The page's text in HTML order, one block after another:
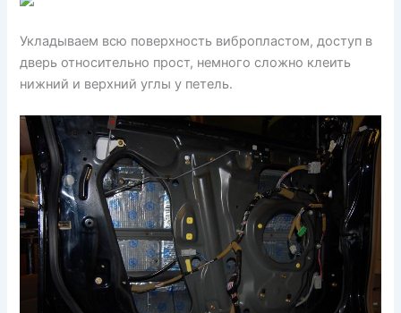
Укладываем всю поверхность вибропластом, доступ в
дверь относительно прост, немного сложно клеить
нижний и верхний углы у петель.